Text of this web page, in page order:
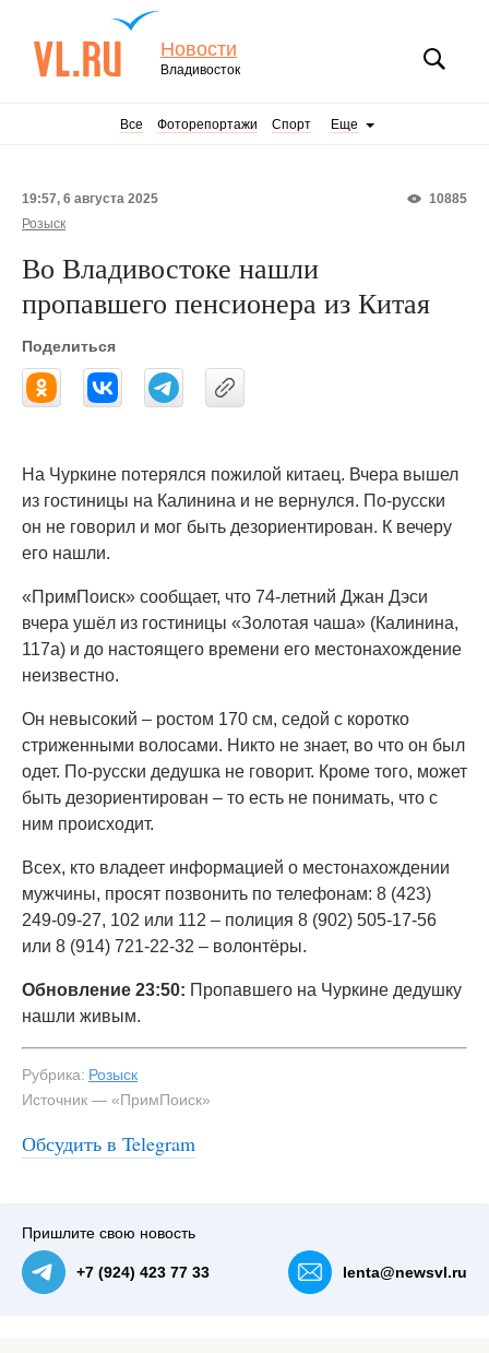
Новости
Владивосток
Все Фоторепортажи Спорт Еще
10885
19:57, 6 августа 2025
Розыск
Во Владивостоке нашли
пропавшего пенсионера из Китая
Поделиться
На Чуркине потерялся пожилой китаец. Вчера вышел
из гостиницы на Калинина и не вернулся. По-русски
он не говорил и мог быть дезориентирован. К вечеру
его нашли.
«ПримПоиск» сообщает, что 74-летний Джан Дэси
вчера ушёл из гостиницы «Золотая чаша» (Калинина,
117а) и до настоящего времени его местонахождение
неизвестно.
Он невысокий – ростом 170 см, седой с коротко
стриженными волосами. Никто не знает, во что он был
одет. По-русски дедушка не говорит. Кроме того, может
быть дезориентирован – то есть не понимать, что с
ним происходит.
Всех, кто владеет информацией о местонахождении
мужчины, просят позвонить по телефонам: 8 (423)
249-09-27, 102 или 112 – полиция 8 (902) 505-17-56
или 8 (914) 721-22-32 – волонтёры.
Обновление 23:50: Пропавшего на Чуркине дедушку
нашли живым.
Рубрика: Розыск
Источник — «ПримПоиск»
Обсудить в Telegram
#1
Пришлите свою новость
+7 (924) 423 77 33 lenta@newsvl.ru